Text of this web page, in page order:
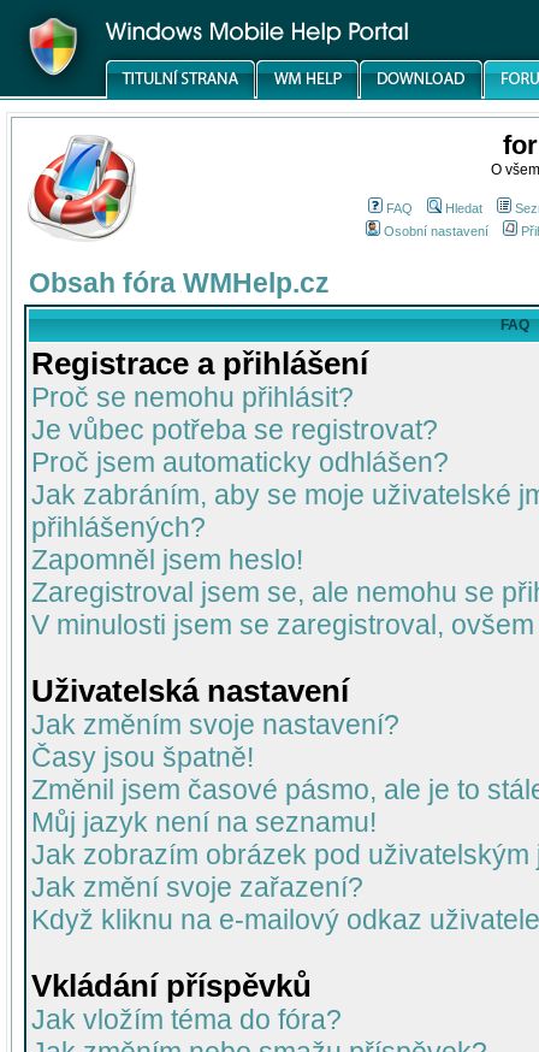
O
FAQ Hledat
Osobní nastavení
Obsah fóra WMHelp.cz
FAQ
Registrace a přihlášení
Proč se nemohu přihlásit?
Je vůbec potřeba se registrovat?
Proč jsem automaticky odhlášen?
Jak zabráním, aby se moje uživatelské
přihlášených?
Zapomněl jsem heslo!
Zaregistroval jsem se, ale nemohu se
V minulosti jsem se zaregistroval,
Uživatelská nastavení
Jak změním svoje nastavení?
Časy jsou špatně!
Změnil jsem časové pásmo, ale je to
Můj jazyk není na seznamu!
Jak zobrazím obrázek pod uživatelským
Jak změní svoje zařazení?
Když kliknu na e-mailový odkaz
Vkládání příspěvků
Jak vložím téma do fóra?